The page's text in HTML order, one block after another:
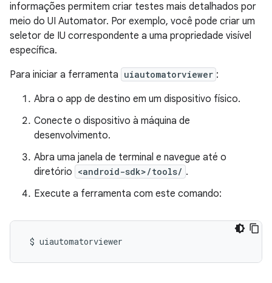
informações permitem criar testes mais detalhados por
meio do UI Automator. Por exemplo, você pode criar um
seletor de IU correspondente a uma propriedade visível
específica.
Para iniciar a ferramenta uiautomatorviewer :
Abra o app de destino em um dispositivo físico.
Conecte o dispositivo à máquina de
desenvolvimento.
Abra uma janela de terminal e navegue até o
diretório <android-sdk>/tools/ .
Execute a ferramenta com este comando: